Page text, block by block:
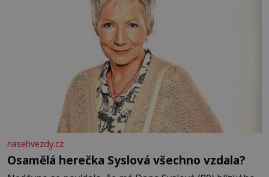
nasehvezdy.cz
Osamělá herečka Syslová všechno vzdala?